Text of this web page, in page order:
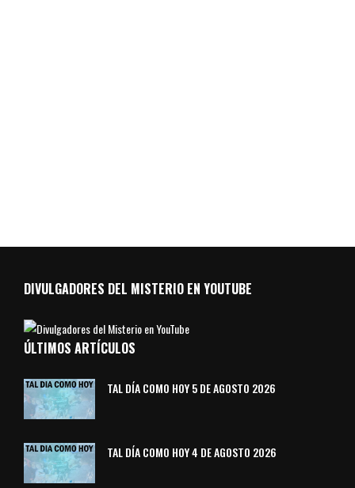
DIVULGADORES DEL MISTERIO EN YOUTUBE
ÚLTIMOS ARTÍCULOS
TAL DÍA COMO HOY 5 DE AGOSTO 2026
TAL DÍA COMO HOY 4 DE AGOSTO 2026